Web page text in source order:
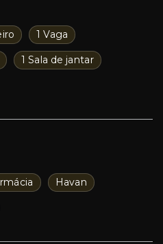
1 Vaga
1 Sala de jantar
Havan